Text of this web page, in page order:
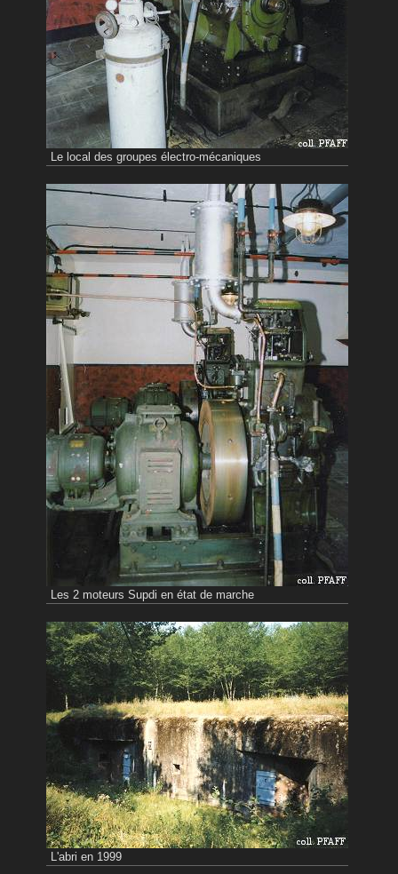
Le local des groupes électro-mécaniques
Les 2 moteurs Supdi en état de marche
L'abri en 1999